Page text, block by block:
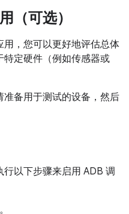
（可选）
，您可以更好地评估总体
特定硬件（例如传感器或
备用于测试的设备，然后
以下步骤来启用 ADB 调